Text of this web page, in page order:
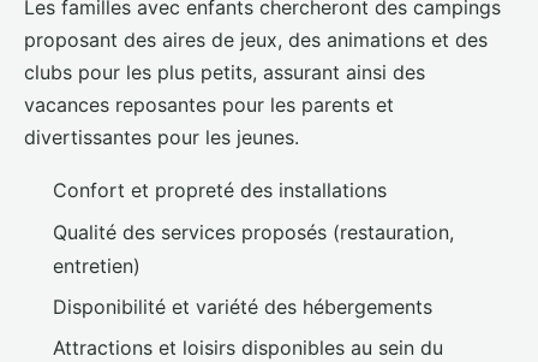
Les familles avec enfants chercheront des campings
proposant des aires de jeux, des animations et des
clubs pour les plus petits, assurant ainsi des
vacances reposantes pour les parents et
divertissantes pour les jeunes.
Confort et propreté des installations
Qualité des services proposés (restauration,
entretien)
Disponibilité et variété des hébergements
Attractions et loisirs disponibles au sein du